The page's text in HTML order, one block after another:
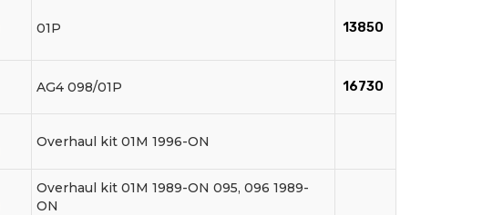
01P 13850
AG4 098/01P 16730
Overhaul kit 01M 1996-ON
Overhaul kit 01M 1989-ON 095, 096 1989-
ON